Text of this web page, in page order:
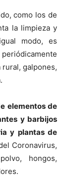
como los de
la limpieza y
modo, es
rural, galpones,
elementos de
y barbijos
y plantas de
Coronavirus,
hongos,